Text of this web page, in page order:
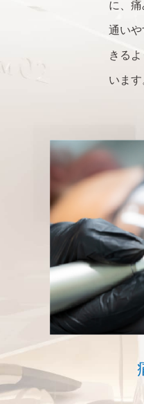
に、
通い
きる
います